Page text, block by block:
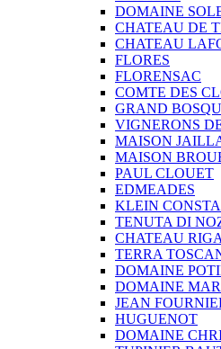
DOMAINE
CHATEAU DE
CHATEAU
FLORES
FLORENSAC
COMTE DES
GRAND
VIGNERONS
MAISON
MAISON
PAUL CLOUET
EDMEADES
KLEIN
TENUTA DI
CHATEAU
TERRA
DOMAINE
DOMAINE
JEAN
HUGUENOT
DOMAINE